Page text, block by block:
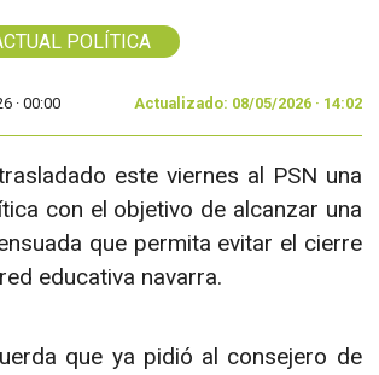
POLÍTICA
·00:00 Actualizado: 08/05/2026 · 14:02
este viernes al PSN una
con el objetivo de alcanzar una
que permita evitar el cierre
educativa navarra.
que ya pidió al consejero de